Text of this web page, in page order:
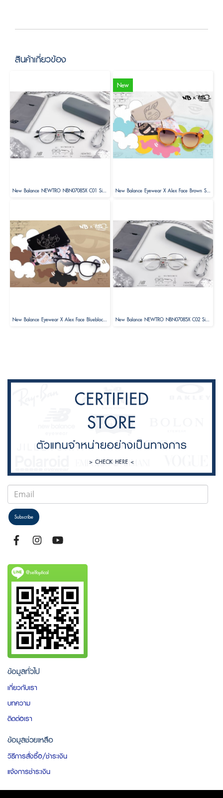
สินค้าเกี่ยวข้อง
New Balance NEWTRO NBN07085X C01 Size 52 ( Limited Edition )
New
New Balance Eyewear X Alex Face Brown Sunglasses Limited Edition
New Balance Eyewear X Alex Face Blueblock Glasses Limited Edition New Balance NEWTRO NBN07085X C02 Size 52 ( Limited Edition )
Subscribe
@selfoptical
ข้อมูลทั่วไป
เกี่ยวกับเรา
บทความ
ติดต่อเรา
ข้อมูลช่วยเหลือ
วิธีการสั่งซื้อ/ชำระเงิน
แจ้งการชำระเงิน